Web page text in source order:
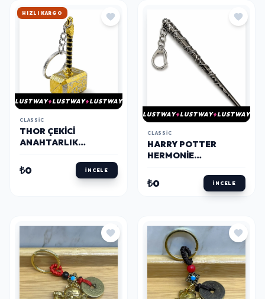
HIZLI KARGO
LUSTWAY LUSTWAY LUSTWAY
CLASSIC
THOR ÇEKICI
ANAHTARLIK
₺0 İNCELE
LUSTWAY LUSTWAY LUSTWAY
CLASSIC
HARRY POTTER
HERMONIE
ALK5667
₺0 İNCELE